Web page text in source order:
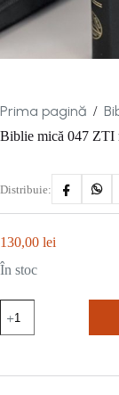
Prima pagină /
Biblie mică 047 ZTI
Distribuie:
130,00 lei
În stoc
Biblie
mică